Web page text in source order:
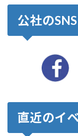
公社のSNS
直近のイ